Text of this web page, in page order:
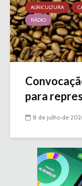
AGRICULTURA
RÁDIO
para
8 de julho de